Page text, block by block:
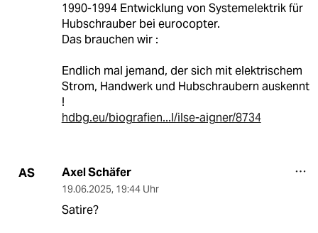
1990-1994 Entwicklung von Systemelektrik für
Hubschrauber bei eurocopter.
Das brauchen wir :
Endlich mal jemand, der sich mit elektrischem
Strom, Handwerk und Hubschraubern auskennt
!
hdbg.eu/biografien...l/ilse-aigner/8734
AS Axel Schäfer
19.06.2025, 19:44 Uhr
Satire?